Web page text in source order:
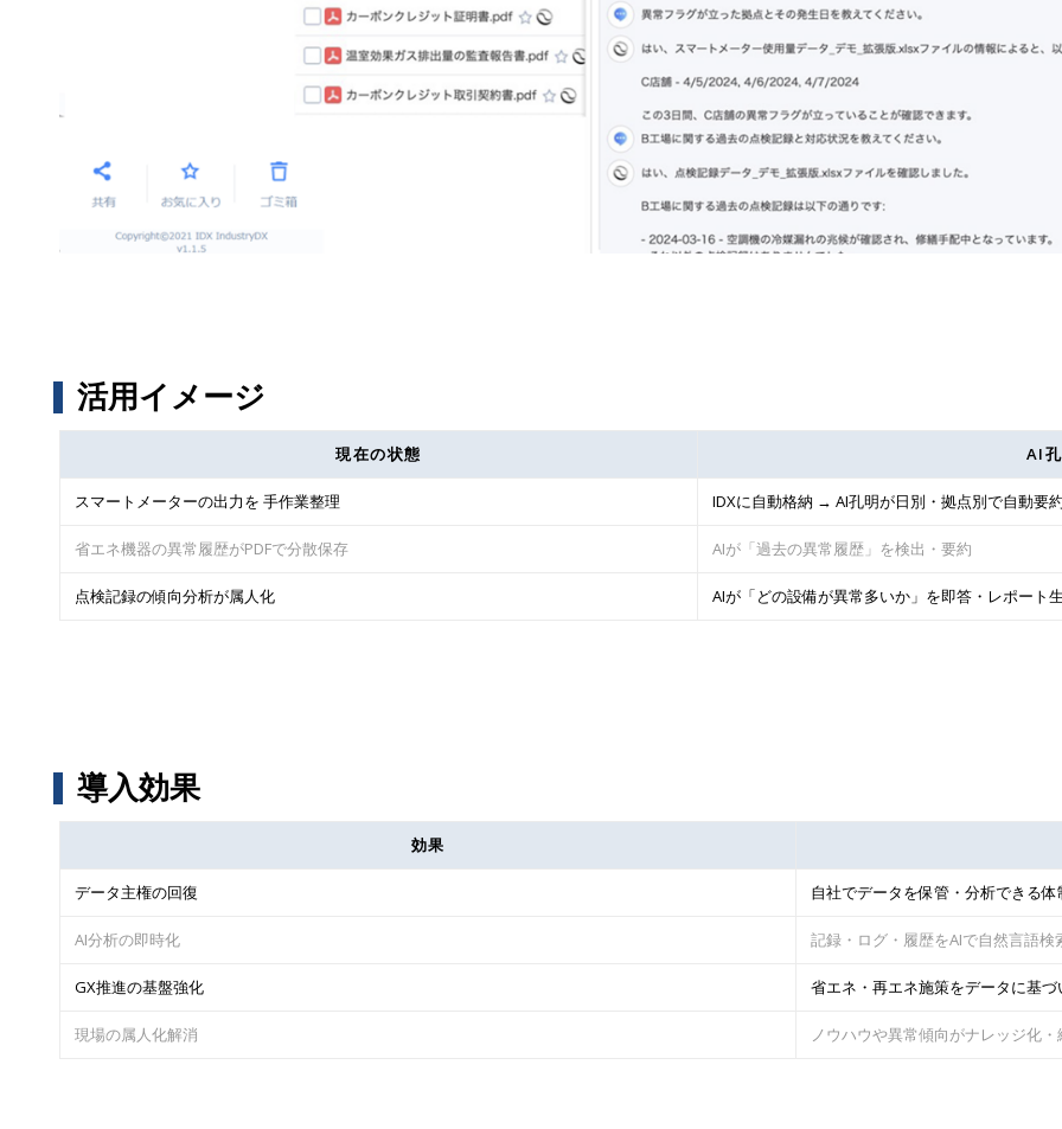
活用イメージ
現在の状態 AI
スマートメーターの出力を 手作業整理 IDXに自動格納 → AI孔明が日別・拠点別で自動要
省エネ機器の異常履歴がPDFで分散保存 AIが「過去の異常履歴」を検出・要約
点検記録の傾向分析が属人化 AIが「どの設備が異常多いか」を即答・レポート
導入効果
効果
データ主権の回復 自社でデータを保管・分析できる体
AI分析の即時化 記録・ログ・履歴をAIで自然言語検
GX推進の基盤強化 省エネ・再エネ施策をデータに基
現場の属人化解消 ノウハウや異常傾向がナレッジ化